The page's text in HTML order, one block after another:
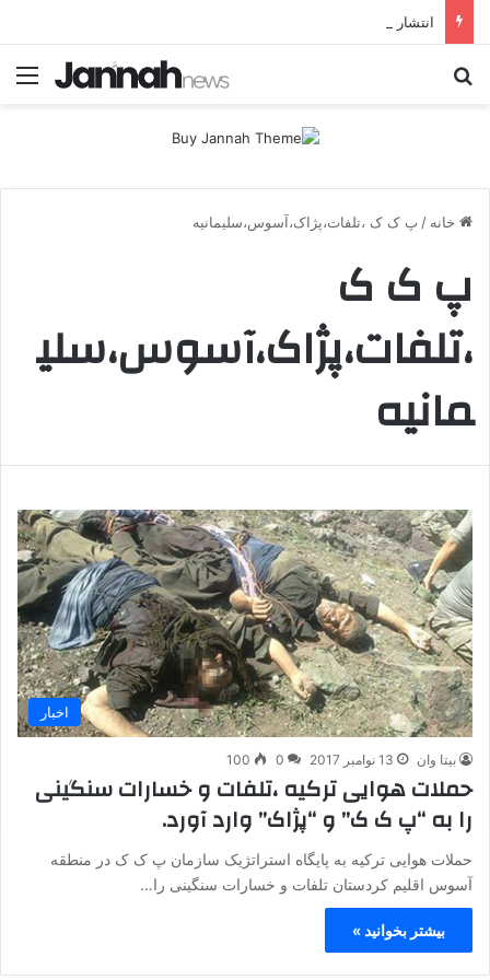
انتشار متن 12 ماده‌ای توافق نهایی بین ترکیه و پ.ک.ک
خانه / پ ک ک ،تلفات،پژاک،آسوس،سلیمانیه
پ ک ک
،تلفات،پژاک،آسوس،سلی
مانیه
اخبار
بیتا وان 13 نوامبر 2017 0
100
حملات هوایی ترکیه ،تلفات و خسارات سنگینی
را به “پ ک ک” و “پژاک” وارد آورد.
حملات هوایی ترکیه به پایگاه استراتژیک سازمان پ ک ک در منطقه
آسوس اقلیم کردستان تلفات و خسارات سنگینی را…
بیشتر بخوانید »